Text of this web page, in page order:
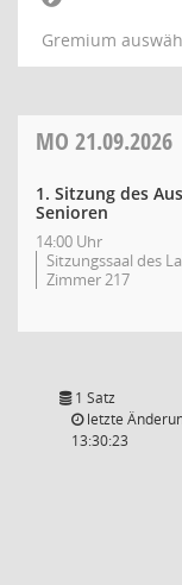
Gremium
MO 21.09.2026
1. Sitzung des
Senioren
14:00 Uhr
Sitzungssaal des
Zimmer 217
1 Satz
letzte
13:30:23